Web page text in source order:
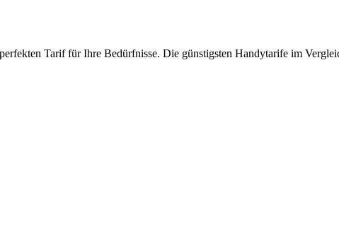
Tarif für Ihre Bedürfnisse. Die günstigsten Handytarife im